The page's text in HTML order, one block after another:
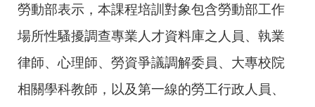
勞動部表示，本課程培訓對象包含勞動部工作
場所性騷擾調查專業人才資料庫之人員、執業
律師、心理師、勞資爭議調解委員、大專校院
相關學科教師，以及第一線的勞工行政人員、